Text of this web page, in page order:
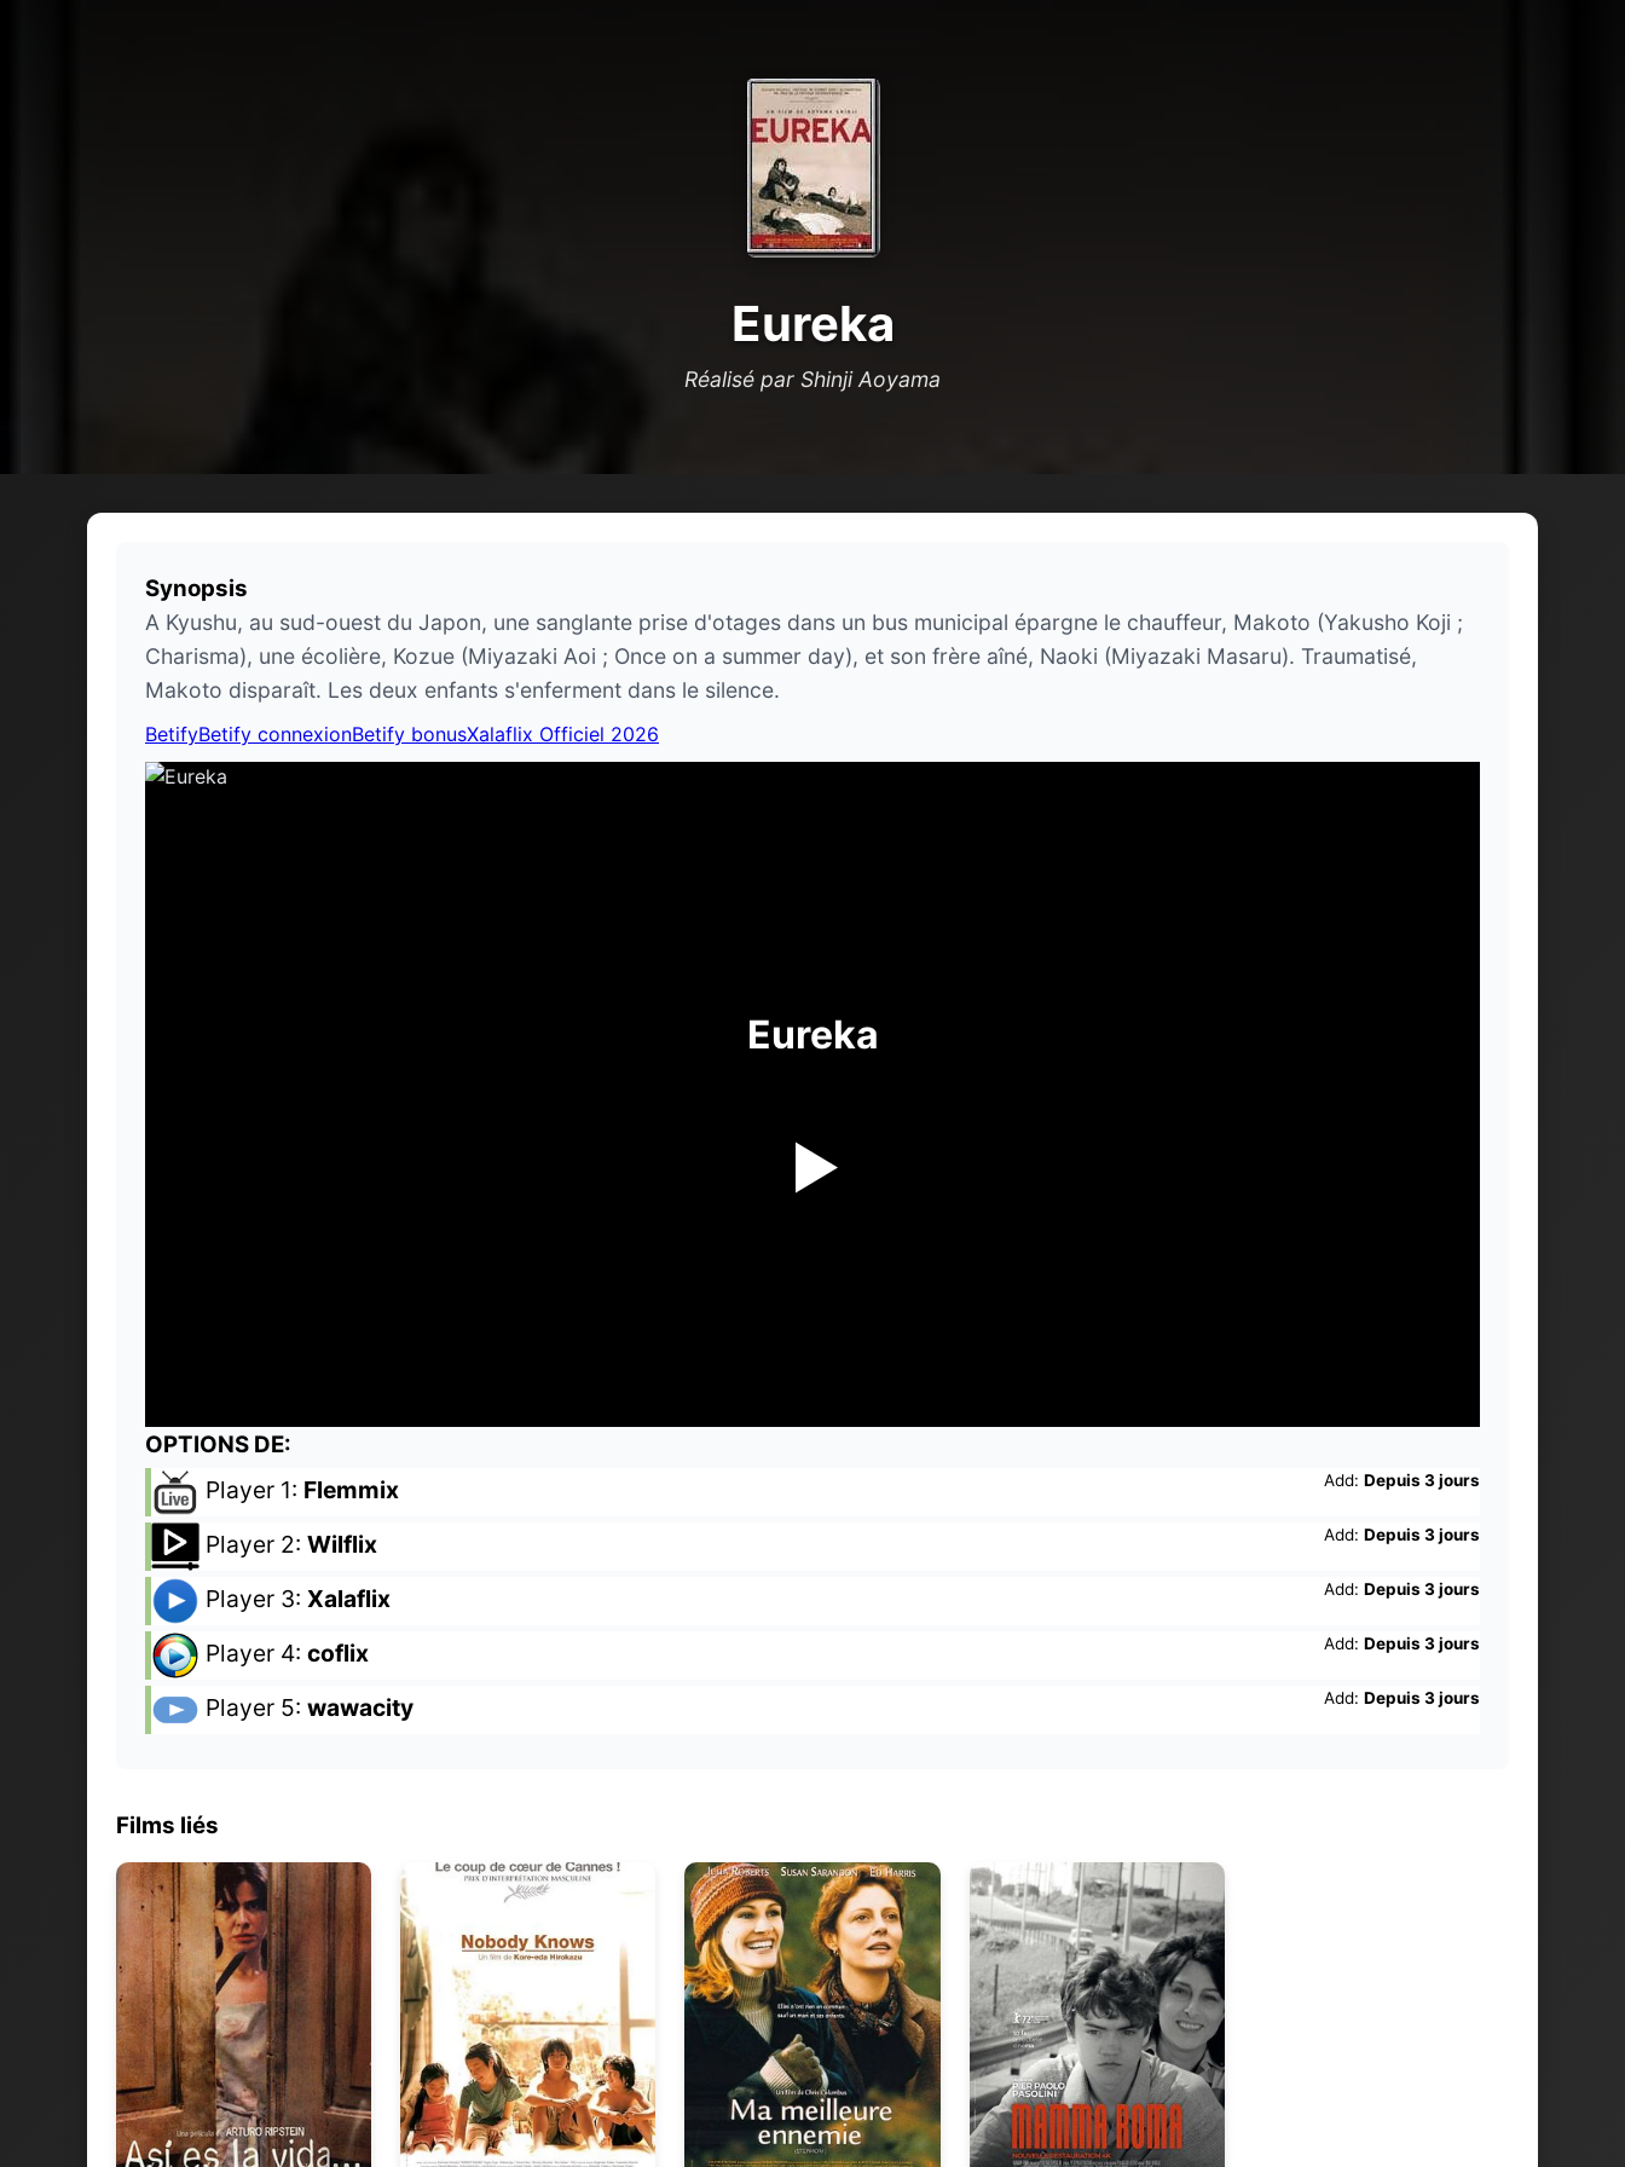
Eureka
Réalisé par Shinji Aoyama
Synopsis
A Kyushu, au sud-ouest du Japon, une sanglante prise d'otages dans un bus municipal épargne le chauffeur, Makoto (Yakusho Koji ;
Charisma), une écolière, Kozue (Miyazaki Aoi ; Once on a summer day), et son frère aîné, Naoki (Miyazaki Masaru). Traumatisé,
Makoto disparaît. Les deux enfants s'enferment dans le silence.
BetifyBetify connexionBetify bonusXalaflix Officiel 2026
Eureka
OPTIONS DE:
Player 1: Flemmix Add: Depuis 3 jours
Player 2: Wilflix Add: Depuis 3 jours
Player 3: Xalaflix Add: Depuis 3 jours
Player 4: coflix Add: Depuis 3 jours
Player 5: wawacity Add: Depuis 3 jours
Films liés